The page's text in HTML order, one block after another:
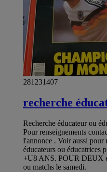
281231407
recherche
Recherche éducateur ou
Pour renseignements
l'annonce . Voir aussi pour
éducateurs ou éducatrices
+U8 ANS. POUR DEUX
ou matchs le samedi.